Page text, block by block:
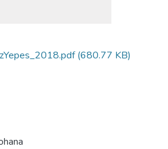
(680.77 KB)